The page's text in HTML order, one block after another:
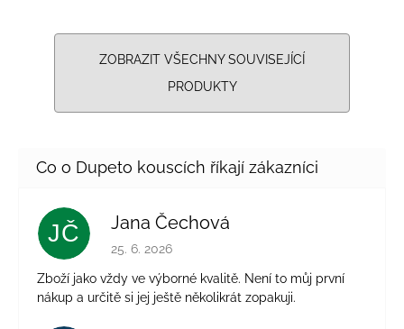
ZOBRAZIT VŠECHNY SOUVISEJÍCÍ
PRODUKTY
JČ Jana Čechová
Hodnocení obchodu je 5 z 5 hvězdiček.
25. 6. 2026
Zboží jako vždy ve výborné kvalitě. Není to můj první
nákup a určitě si jej ještě několikrát zopakuji.